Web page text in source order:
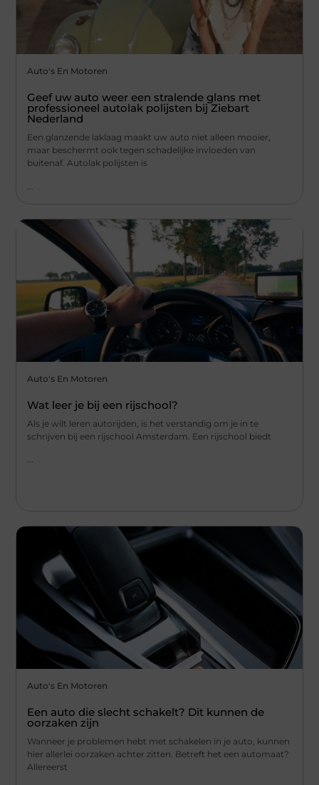
Auto's En Motoren
Geef uw auto weer een stralende glans met
professioneel autolak polijsten bij Ziebart
Nederland
Een glanzende laklaag maakt uw auto niet alleen mooier,
maar beschermt ook tegen schadelijke invloeden van
buitenaf. Autolak polijsten is
Auto's En Motoren
Wat leer je bij een rijschool?
Als je wilt leren autorijden, is het verstandig om je in te
schrijven bij een rijschool Amsterdam. Een rijschool biedt
Auto's En Motoren
Een auto die slecht schakelt? Dit kunnen de
oorzaken zijn
Wanneer je problemen hebt met schakelen in je auto, kunnen
hier allerlei oorzaken achter zitten. Betreft het een automaat?
Allereerst